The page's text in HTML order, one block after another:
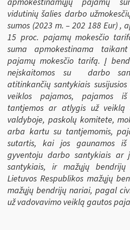
vidutinių šalies darbo
sumos (2023 m. –202 188 Eur) ,
15 proc. pajamų mokesčio
suma apmokestinama
pajamų mokesčio tarifą. Į
neįskaitomos su darbo
atitinkančių santykiais
veiklos pajamos, pajamos
tantjemos ar atlygis už
valdyboje, paskolų komitete,
arba kartu su tantjemomis,
sutartis, kai jos gaunamos iš
gyventoju darbo santykiais ar
santykiais, ir mažųjų
Lietuvos Respublikos mažųjų
mažųjų bendrijų nariai, pagal
už vadovavimo veiklą gautos